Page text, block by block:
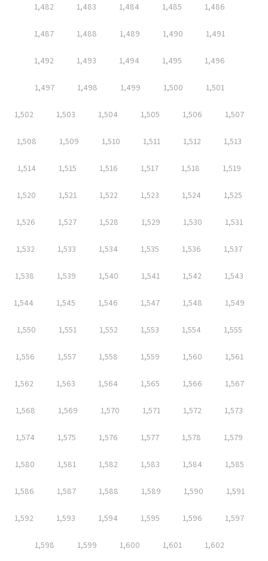
1,482 1,483 1,484 1,485 1,486
1,487 1,488 1,489 1,490 1,491
1,492 1,493 1,494 1,495 1,496
1,497 1,498 1,499 1,500 1,501
1,502 1,503 1,504 1,505 1,506 1,507
1,508 1,509 1,510 1,511 1,512 1,513
1,514 1,515 1,516 1,517 1,518 1,519
1,520 1,521 1,522 1,523 1,524 1,525
1,526 1,527 1,528 1,529 1,530 1,531
1,532 1,533 1,534 1,535 1,536 1,537
1,538 1,539 1,540 1,541 1,542 1,543
1,544 1,545 1,546 1,547 1,548 1,549
1,550 1,551 1,552 1,553 1,554 1,555
1,556 1,557 1,558 1,559 1,560 1,561
1,562 1,563 1,564 1,565 1,566 1,567
1,568 1,569 1,570 1,571 1,572 1,573
1,574 1,575 1,576 1,577 1,578 1,579
1,580 1,581 1,582 1,583 1,584 1,585
1,586 1,587 1,588 1,589 1,590 1,591
1,592 1,593 1,594 1,595 1,596 1,597
1,598 1,599 1,600 1,601 1,602